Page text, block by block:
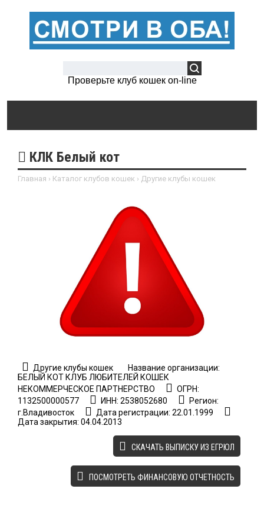
Проверьте клуб кошек on-line
КЛК Белый кот
Главная › Каталог клубов кошек › Другие клубы кошек
Другие клубы кошек
Название организации:
БЕЛЫЙ КОТ КЛУБ ЛЮБИТЕЛЕЙ КОШЕК
НЕКОММЕРЧЕСКОЕ ПАРТНЕРСТВО
ОГРН:
1132500000577
ИНН: 2538052680
Регион:
г.Владивосток
Дата регистрации: 22.01.1999
Дата закрытия: 04.04.2013
CКАЧАТЬ ВЫПИСКУ ИЗ ЕГРЮЛ
ПОСМОТРЕТЬ ФИНАНСОВУЮ ОТЧЕТНОСТЬ